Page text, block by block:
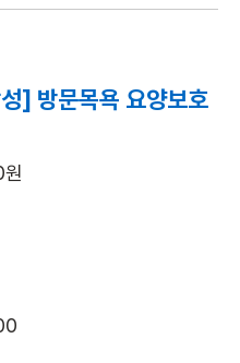
] 방문목욕 요양보호